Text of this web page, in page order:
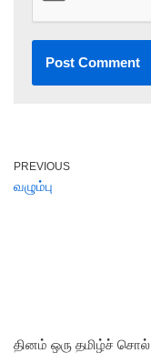
PREVIOUS
வழும்பு
தினம் ஒரு தமிழ்ச் சொல்